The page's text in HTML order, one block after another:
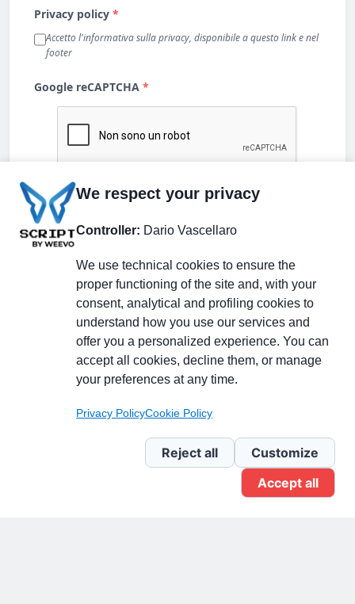
Partecipa alla discussione
Pagina Linkedin
Newsletter Linkedin
We respect your privacy
Controller: Dario Vascellaro
We use technical cookies to ensure the
proper functioning of the site and, with your
consent, analytical and profiling cookies to
understand how you use our services and
offer you a personalized experience. You can
accept all cookies, decline them, or manage
your preferences at any time.
Privacy PolicyCookie Policy
Reject all
Customize
Accept all